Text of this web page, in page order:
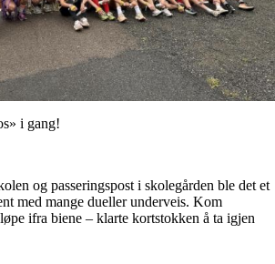
i gang!
og passeringspost i skolegården ble det et
med mange dueller underveis. Kom
ifra biene – klarte kortstokken å ta igjen